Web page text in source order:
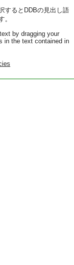
するとDDBの見出し語
。
by dragging your
in the text contained in